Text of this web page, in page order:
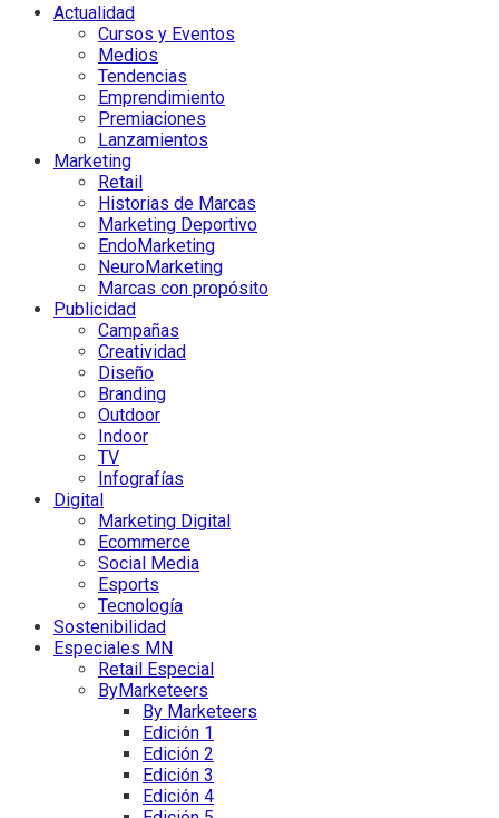
Actualidad
Cursos y Eventos
Medios
Tendencias
Emprendimiento
Premiaciones
Lanzamientos
Marketing
Retail
Historias de Marcas
Marketing Deportivo
EndoMarketing
NeuroMarketing
Marcas con propósito
Publicidad
Campañas
Creatividad
Diseño
Branding
Outdoor
Indoor
TV
Infografías
Digital
Marketing Digital
Ecommerce
Social Media
Esports
Tecnología
Sostenibilidad
Especiales MN
Retail Especial
ByMarketeers
By Marketeers
Edición 1
Edición 2
Edición 3
Edición 4